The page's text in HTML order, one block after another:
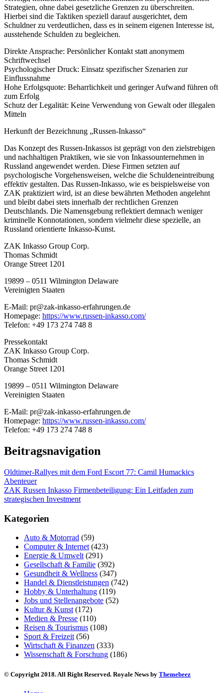
Strategien, ohne dabei gesetzliche Grenzen zu überschreiten.
Hierbei sind die Taktiken speziell darauf ausgerichtet, dem
Schuldner zu verdeutlichen, dass es in seinem eigenen Interesse ist,
ausstehende Schulden zu begleichen.
Direkte Ansprache: Persönlicher Kontakt statt anonymem
Schriftwechsel
Psychologischer Druck: Einsatz spezifischer Szenarien zur
Einflussnahme
Hohe Erfolgsquote: Beharrlichkeit und geringer Aufwand führen oft
zum Erfolg
Schutz der Legalität: Keine Verwendung von Gewalt oder illegalen
Mitteln
Herkunft der Bezeichnung „Russen-Inkasso“
Das Konzept des Russen-Inkassos ist geprägt von den zielstrebigen
und nachhaltigen Praktiken, wie sie von Inkassounternehmen in
Russland angewendet werden. Diese Firmen setzten auf
psychologische Vorgehensweisen, welche die Schuldeneintreibung
effektiv gestalten. Das Russen-Inkasso, wie es beispielsweise von
ZAK praktiziert wird, ist an diese bewährten Methoden angelehnt
und bleibt dabei stets innerhalb der rechtlichen Grenzen
Deutschlands. Die Namensgebung reflektiert demnach weniger
kriminelle Konnotationen, sondern vielmehr diese spezielle, an
Russland orientierte Inkasso-Kunst.
ZAK Inkasso Group Corp.
Thomas Schmidt
Orange Street 1201
19899 – 0511 Wilmington Delaware
Vereinigten Staaten
E-Mail: pr@zak-inkasso-erfahrungen.de
Homepage: https://www.russen-inkasso.com/
Telefon: +49 173 274 748 8
Pressekontakt
ZAK Inkasso Group Corp.
Thomas Schmidt
Orange Street 1201
19899 – 0511 Wilmington Delaware
Vereinigten Staaten
E-Mail: pr@zak-inkasso-erfahrungen.de
Homepage: https://www.russen-inkasso.com/
Telefon: +49 173 274 748 8
Beitragsnavigation
Oldtimer-Rallyes mit dem Ford Escort 77: Camil Humackics
Abenteuer
ZAK Russen Inkasso Firmenbeteiligung: Ein Leitfaden zum
strategischen Investment
Kategorien
Auto & Motorrad (59)
Computer & Internet (423)
Energie & Umwelt (291)
Gesellschaft & Familie (392)
Gesundheit & Wellness (347)
Handel & Dienstleistungen (742)
Hobby & Unterhaltung (119)
Jobs und Stellenangebote (52)
Kultur & Kunst (172)
Medien & Presse (110)
Reisen & Tourismus (108)
Sport & Freizeit (56)
Wirtschaft & Finanzen (333)
Wissenschaft & Forschung (186)
© Copyright 2018. All Right Reserved. Royale News by Themebeez